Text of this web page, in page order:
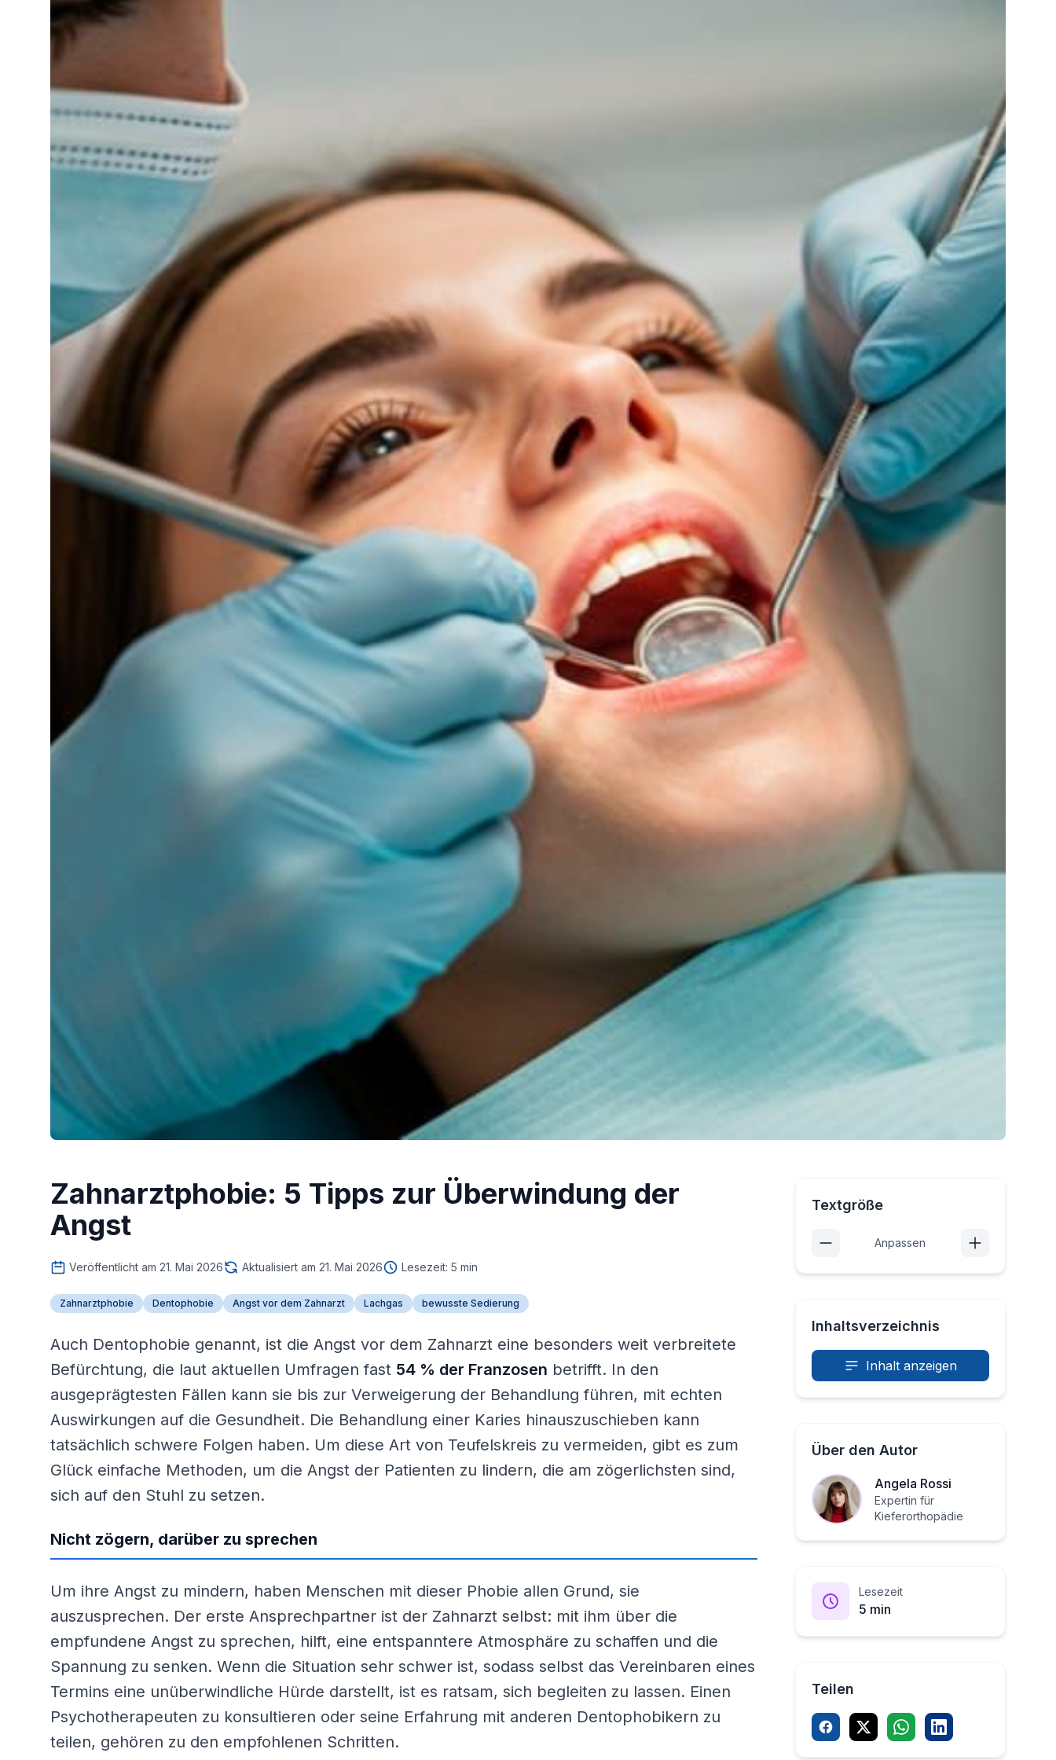
Zahnarztphobie: 5 Tipps zur Überwindung der
Angst
Veröffentlicht am 21. Mai 2026 Aktualisiert am 21. Mai 2026 Lesezeit: 5 min
Zahnarztphobie Dentophobie Angst vor dem Zahnarzt Lachgas bewusste Sedierung
Auch Dentophobie genannt, ist die Angst vor dem Zahnarzt eine besonders weit verbreitete
Befürchtung, die laut aktuellen Umfragen fast 54 % der Franzosen betrifft. In den
ausgeprägtesten Fällen kann sie bis zur Verweigerung der Behandlung führen, mit echten
Auswirkungen auf die Gesundheit. Die Behandlung einer Karies hinauszuschieben kann
tatsächlich schwere Folgen haben. Um diese Art von Teufelskreis zu vermeiden, gibt es zum
Glück einfache Methoden, um die Angst der Patienten zu lindern, die am zögerlichsten sind,
sich auf den Stuhl zu setzen.
Nicht zögern, darüber zu sprechen
Um ihre Angst zu mindern, haben Menschen mit dieser Phobie allen Grund, sie
auszusprechen. Der erste Ansprechpartner ist der Zahnarzt selbst: mit ihm über die
empfundene Angst zu sprechen, hilft, eine entspanntere Atmosphäre zu schaffen und die
Spannung zu senken. Wenn die Situation sehr schwer ist, sodass selbst das Vereinbaren eines
Termins eine unüberwindliche Hürde darstellt, ist es ratsam, sich begleiten zu lassen. Einen
Psychotherapeuten zu konsultieren oder seine Erfahrung mit anderen Dentophobikern zu
teilen, gehören zu den empfohlenen Schritten.
Textgröße
Anpassen
Inhaltsverzeichnis
Inhalt anzeigen
Über den Autor
Angela Rossi
Expertin für
Kieferorthopädie
Lesezeit
5 min
Teilen